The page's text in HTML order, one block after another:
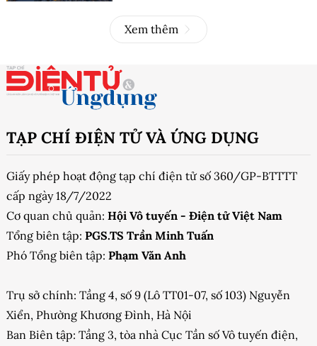
Xem thêm
TẠP CHÍ ĐIỆN TỬ VÀ ỨNG DỤNG
Giấy phép hoạt động tạp chí điện tử số 360/GP-BTTTT
cấp ngày 18/7/2022
Cơ quan chủ quản: Hội Vô tuyến - Điện tử Việt Nam
Tổng biên tập: PGS.TS Trần Minh Tuấn
Phó Tổng biên tập: Phạm Văn Anh
Trụ sở chính: Tầng 4, số 9 (Lô TT01-07, số 103) Nguyễn
Xiển, Phường Khương Đình, Hà Nội
Ban Biên tập: Tầng 3, tòa nhà Cục Tần số Vô tuyến điện,